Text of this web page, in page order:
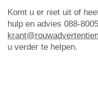
Komt u er niet uit of
hulp en advies 088-
u verder te helpen.